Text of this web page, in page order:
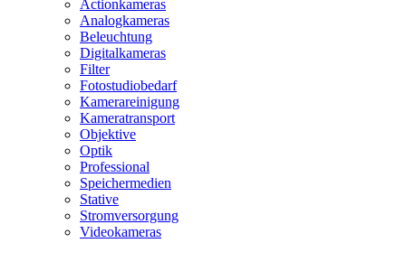
Actionkameras
Analogkameras
Beleuchtung
Digitalkameras
Filter
Fotostudiobedarf
Kamerareinigung
Kameratransport
Objektive
Optik
Professional
Speichermedien
Stative
Stromversorgung
Videokameras